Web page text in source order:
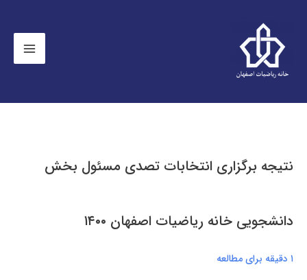
نتیجه برگزاری انتخابات تصدی مسئول بخش
دانشجویی خانه ریاضیات اصفهان ۱۴۰۰
۱ دقیقه برای مطالعه